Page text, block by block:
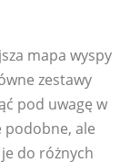
mapa wyspy
zestawy
pod uwagę w
podobne, ale
do różnych